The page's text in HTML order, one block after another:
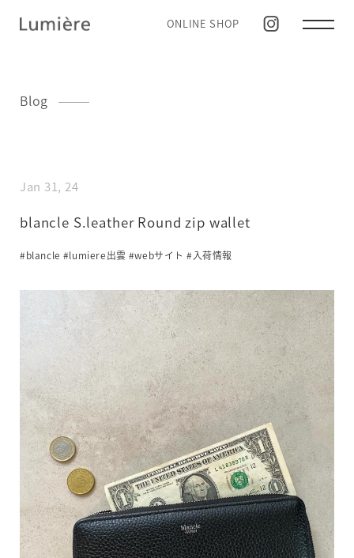
ONLINE SHOP
Blog
Jan 31, 24
blancle S.leather Round zip wallet
#blancle #lumiere出雲 #webサイト #入荷情報